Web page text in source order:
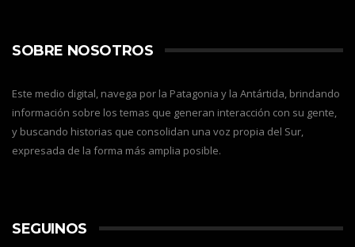
SOBRE NOSOTROS
Este medio digital, navega por la Patagonia y la Antártida, brindando
información sobre los temas que generan interacción con su gente,
y buscando historias que consolidan una voz propia del Sur,
expresada de la forma más amplia posible.
SEGUINOS